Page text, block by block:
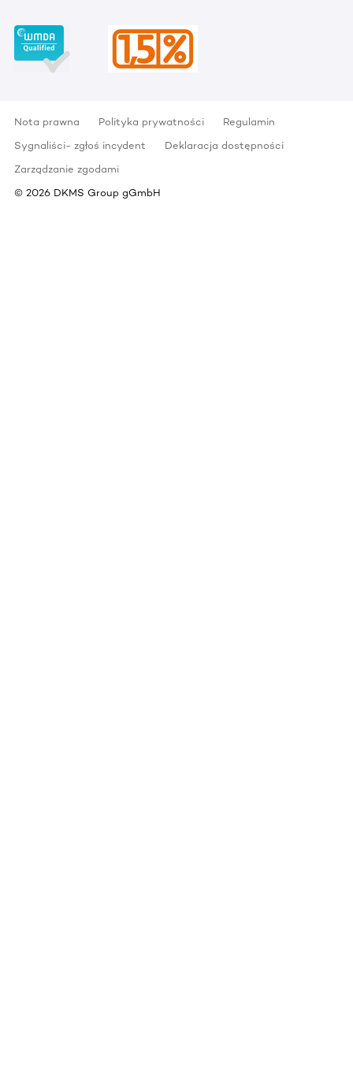
Nota prawna Polityka prywatności
Regulamin
Sygnaliści- zgłoś incydent
Deklaracja dostępności
Zarządzanie zgodami
© 2026 DKMS Group gGmbH